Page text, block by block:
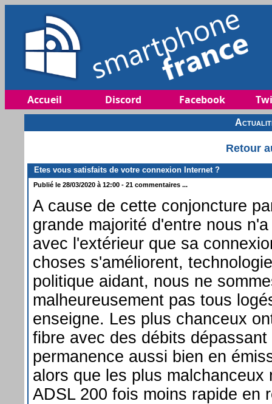
Accueil Discord Facebook
Retour
Etes vous satisfaits de votre connexion Internet ?
Publié le 28/03/2020 à 12:00 - 21 commentaires ...
A cause de cette conjoncture
grande majorité d'entre nous
avec l'extérieur que sa
choses s'améliorent,
politique aidant, nous ne
malheureusement pas tous
enseigne. Les plus chanceux
fibre avec des débits
permanence aussi bien en
alors que les plus malchanceux
ADSL 200 fois moins rapide en